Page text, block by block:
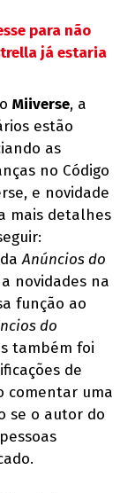
oMiiverse, a
estão
as
no Código
e novidade
mais detalhes
Anúncios do
novidades na
função ao
do
também foi
de
comentar uma
se o autor do